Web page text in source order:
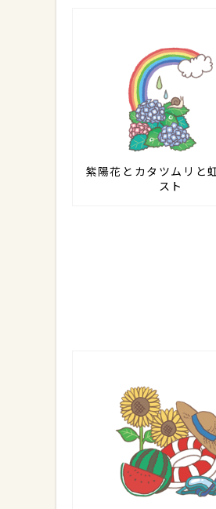
紫陽花とカタツムリと
スト